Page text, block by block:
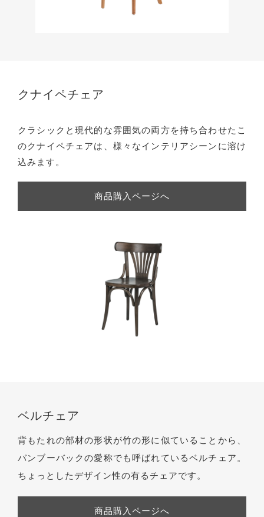
クナイペチェア
クラシックと現代的な雰囲気の両方を持ち合わせたこ
のクナイペチェアは、様々なインテリアシーンに溶け
込みます。
商品購入ページへ
ベルチェア
背もたれの部材の形状が竹の形に似ていることから、
バンブーバックの愛称でも呼ばれているベルチェア。
ちょっとしたデザイン性の有るチェアです。
商品購入ページへ